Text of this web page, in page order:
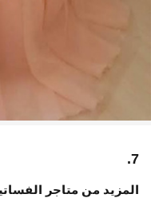
7.
المزيد من متاجر